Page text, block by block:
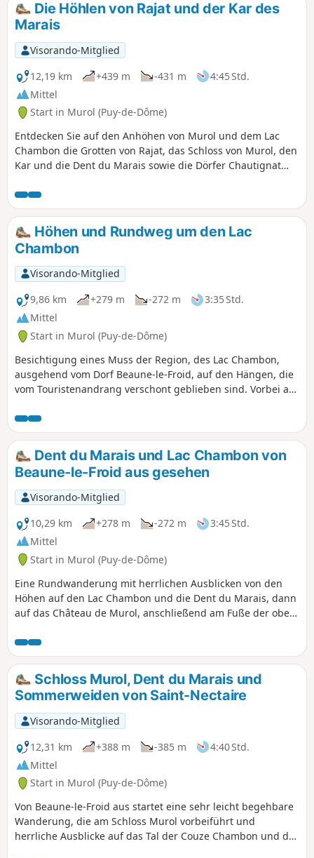
Die Höhlen von Rajat und der Kar des
Marais
Visorando-Mitglied
12,19 km
+439 m -431 m
4:45 Std.
Mittel
Start in Murol (Puy-de-Dôme)
Entdecken Sie auf den Anhöhen von Murol und dem Lac
Chambon die Grotten von Rajat, das Schloss von Murol, den
Kar und die Dent du Marais sowie die Dörfer Chautignat
Höhen und Rundweg um den Lac
Chambon
Visorando-Mitglied
9,86 km
+279 m -272 m
3:35 Std.
Mittel
Start in Murol (Puy-de-Dôme)
Besichtigung eines Muss der Region, des Lac Chambon,
ausgehend vom Dorf Beaune-le-Froid, auf den Hängen, die
vom Touristenandrang verschont geblieben sind. Vorbei an
Dent du Marais und Lac Chambon von
Beaune-le-Froid aus gesehen
Visorando-Mitglied
10,29 km
+278 m -272 m
3:45 Std.
Mittel
Start in Murol (Puy-de-Dôme)
Eine Rundwanderung mit herrlichen Ausblicken von den
Höhen auf den Lac Chambon und die Dent du Marais, dann
auf das Château de Murol, anschließend am Fuße der oben
entlangwandert.
Schloss Murol, Dent du Marais und
Sommerweiden von Saint-Nectaire
Visorando-Mitglied
12,31 km
+388 m -385 m
4:40 Std.
Mittel
Start in Murol (Puy-de-Dôme)
Von Beaune-le-Froid aus startet eine sehr leicht begehbare
Wanderung, die am Schloss Murol vorbeiführt und
herrliche Ausblicke auf das Tal der Couze Chambon und das